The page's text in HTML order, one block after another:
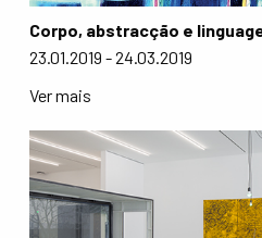
Corpo, abstracção e
23.01.2019 - 24.03.2019
Ver mais